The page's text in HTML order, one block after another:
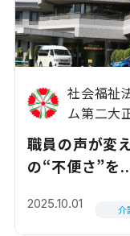
社会福祉
ム第二大
職員の声が変
の“不便さ”を
2025.10.01 介